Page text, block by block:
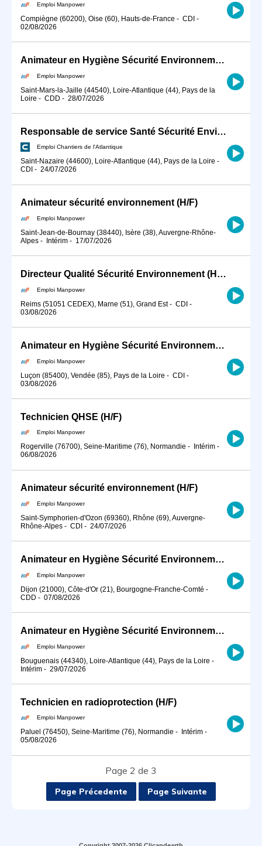
Emploi Manpower
Compiègne (60200), Oise (60), Hauts-de-France - CDI -
02/08/2026
Animateur en Hygiène Sécurité Environnement (H/F)
Emploi Manpower
Saint-Mars-la-Jaille (44540), Loire-Atlantique (44), Pays de la
Loire - CDD - 28/07/2026
Responsable de service Santé Sécurité Environnement H/F
Emploi Chantiers de l'Atlantique
Saint-Nazaire (44600), Loire-Atlantique (44), Pays de la Loire -
CDI - 24/07/2026
Animateur sécurité environnement (H/F)
Emploi Manpower
Saint-Jean-de-Bournay (38440), Isère (38), Auvergne-Rhône-
Alpes - Intérim - 17/07/2026
Directeur Qualité Sécurité Environnement (H/F)
Emploi Manpower
Reims (51051 CEDEX), Marne (51), Grand Est- CDI -
03/08/2026
Animateur en Hygiène Sécurité Environnement / QHSE en CDI (H/F)
Emploi Manpower
Luçon (85400), Vendée (85), Pays de la Loire - CDI -
03/08/2026
Technicien QHSE (H/F)
Emploi Manpower
Rogerville (76700), Seine-Maritime (76), Normandie - Intérim -
06/08/2026
Animateur sécurité environnement (H/F)
Emploi Manpower
Saint-Symphorien-d'Ozon (69360), Rhône (69), Auvergne-
Rhône-Alpes - CDI - 24/07/2026
Animateur en Hygiène Sécurité Environnement en CDD à Dijon (H/F)
Emploi Manpower
Dijon (21000), Côte-d'Or (21), Bourgogne-Franche-Comté -
CDD - 07/08/2026
Animateur en Hygiène Sécurité Environnement (H/F)
Emploi Manpower
Bouguenais (44340), Loire-Atlantique (44), Pays de la Loire -
Intérim - 29/07/2026
Technicien en radioprotection (H/F)
Emploi Manpower
Paluel (76450), Seine-Maritime (76), Normandie - Intérim -
05/08/2026
Page 2 de 3
Page Précedente Page Suivante